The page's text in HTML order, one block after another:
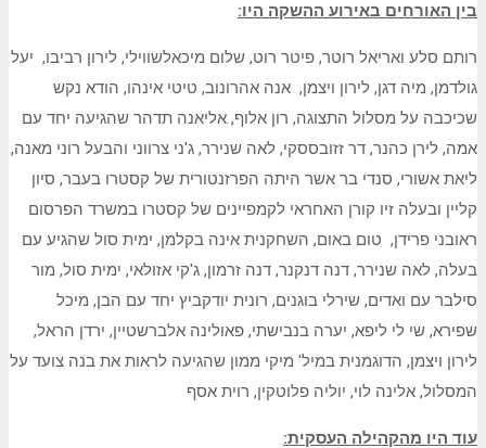
בין האורחים באירוע ההשקה היו:
רותם סלע ואריאל רוטר, פיטר רוט, שלום מיכאלשווילי, לירון רביבו, יעל
גולדמן, מיה דגן, לירון ויצמן, אנה אהרונוב, טיטי אינהו, הודא נקש
שכיכבה על מסלול התצוגה, רון אלוף, אליאנה תדהר שהגיעה יחד עם
אמה, לירן כהנר, דר זזובססקי, לאה שנירר, ג'ני צרווני והבעל רוני מאנה,
ליאת אשורי, סנדי בר אשר היתה הפרזנטורית של קסטרו בעבר, סיון
קליין ובעלה זיו קורן האחראי לקמפיינים של קסטרו במשרד הפרסום
ראובני פרידן, טום באום, השחקנית אינה בקלמן, ימית סול שהגיע עם
בעלה, לאה שנירר, דנה דנקנר, דנה זרמון, ג'קי אזולאי, ימית סול, מור
סילבר עם ואדים, שירלי בוגנים, רונית יודקביץ יחד עם הבן, מיכל
שפירא, שי לי ליפא, יערה בנבישתי, פאולינה אלברשטיין, ירדן הראל,
לירון ויצמן, הדוגמנית במיל' מיקי ממון שהגיעה לראות את בנה צועד על
המסלול, אלינה לוי, יוליה פלוטקין, רוית אסף
עוד היו מהקהילה העסקית: